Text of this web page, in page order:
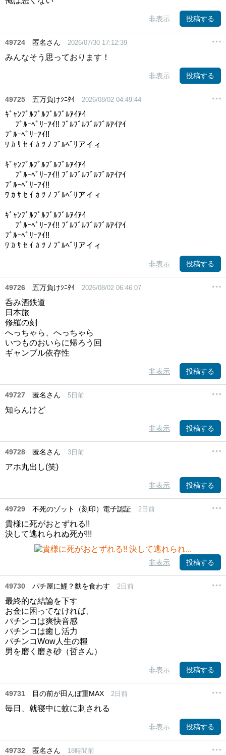
非表示 投稿する
49724 匿名さん 2026/07/30 17:12:39
みんなそう思っております！
非表示 投稿する
49725 五万負けｼﾆﾀｲ 2026/08/02 04:49:44
ｷﾞｬﾝﾌﾞﾙﾌﾞﾙﾌﾞﾙﾌﾞﾙｱｲｱｲ
ﾌﾞﾙｰﾍﾞﾘｰｱｲ!! ﾌﾞﾙﾌﾞﾙﾌﾞﾙﾌﾞﾙｱｲｱｲ
ﾌﾞﾙｰﾍﾞﾘｰｱｲ!!
ﾜ ｶ ｻ ｾ ｲ ｶ ﾂ ﾉ ﾌﾞﾙﾍﾞﾘアイィ
ｷﾞｬﾝﾌﾞﾙﾌﾞﾙﾌﾞﾙﾌﾞﾙｱｲｱｲ
ﾌﾞﾙｰﾍﾞﾘｰｱｲ!! ﾌﾞﾙﾌﾞﾙﾌﾞﾙﾌﾞﾙｱｲｱｲ
ﾌﾞﾙｰﾍﾞﾘｰｱｲ!!
ﾜ ｶ ｻ ｾ ｲ ｶ ﾂ ﾉ ﾌﾞﾙﾍﾞﾘアイィ
ｷﾞｬﾝﾌﾞﾙﾌﾞﾙﾌﾞﾙﾌﾞﾙｱｲｱｲ
ﾌﾞﾙｰﾍﾞﾘｰｱｲ!! ﾌﾞﾙﾌﾞﾙﾌﾞﾙﾌﾞﾙｱｲｱｲ
ﾌﾞﾙｰﾍﾞﾘｰｱｲ!!
ﾜ ｶ ｻ ｾ ｲ ｶ ﾂ ﾉ ﾌﾞﾙﾍﾞﾘアイィ
非表示 投稿する
49726 五万負けｼﾆﾀｲ 2026/08/02 06:46:07
呑み酒鉄道
日本旅
修羅の刻
へっちゃら、へっちゃら
いつものおいらに帰ろう回
ギャンブル依存性
非表示 投稿する
49727 匿名さん 5日前
知らんけど
非表示 投稿する
49728 匿名さん 3日前
アホ丸出し(笑)
非表示 投稿する
49729 不死のゾット（刻印）電子認証 2日前
貴様に死がおとずれる!!
決して逃れられぬ死が!!!
非表示 投稿する
49730 パチ屋に鯉？麩を食わす 2日前
最終的な結論を下す
お金に困ってなければ、
パチンコは爽快音感
パチンコは癒し活力
パチンコWow人生の糧
男を磨く磨き砂（哲さん）
非表示 投稿する
49731 目の前が田んぼ重MAX 2日前
毎日、就寝中に蚊に刺される
非表示 投稿する
49732 匿名さん 18時間前